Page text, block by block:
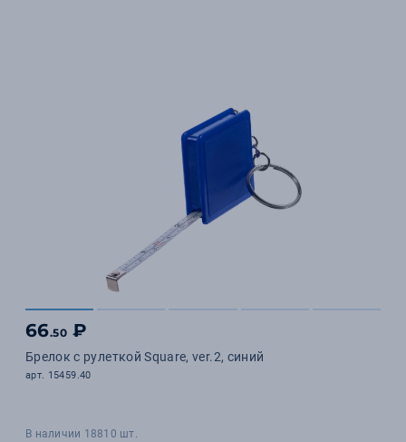
66.50 ₽
Брелок с рулеткой Square, ver.2, синий
арт. 15459.40
В наличии 18810 шт.